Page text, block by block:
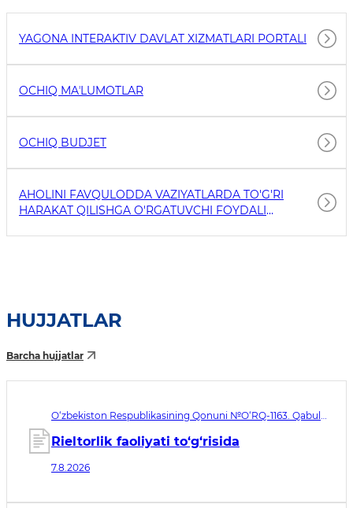
YAGONA INTERAKTIV DAVLAT XIZMATLARI PORTALI
OCHIQ MAʼLUMOTLAR
OCHIQ BUDJET
AHOLINI FAVQULODDA VAZIYATLARDA TO'G'RI
HARAKAT QILISHGA O'RGATUVCHI FOYDALI
HUJJATLAR
Barcha hujjatlar
O‘zbekiston Respublikasining Qonuni №O‘RQ-1163. Qabul
Rieltorlik faoliyati to‘g‘risida
7.8.2026